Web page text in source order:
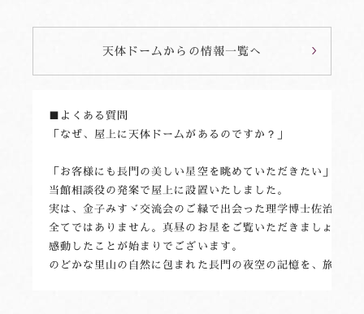
天体ドームからの情報一覧へ
■よくある質問
「なぜ、屋上に天体ドームがあるのですか？」
「お客様にも長門の美しい星空を眺めていただきたい」長
当館相談役の発案で屋上に設置いたしました。
実は、金子みすゞ交流会のご縁で出会った理学博士佐治晴夫
全てではありません。真昼のお星をご覧いただきましょう
感動したことが始まりでございます。